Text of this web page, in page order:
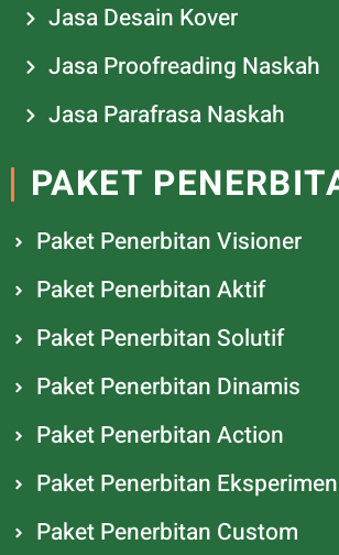
Jasa Desain Kover
Jasa Proofreading Naskah
Jasa Parafrasa Naskah
PAKET
Paket Penerbitan Visioner
Paket Penerbitan Aktif
Paket Penerbitan Solutif
Paket Penerbitan Dinamis
Paket Penerbitan Action
Paket Penerbitan Eksperimen
Paket Penerbitan Custom